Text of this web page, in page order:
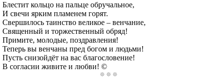
Блестит кольцо на пальце обручальное,
И свечи ярким пламенем горят.
Свершилось таинство великое – венчание,
Священный и торжественный обряд!
Примите, молодые, поздравления!
Теперь вы венчаны пред богом и людьми!
Пусть снизойдёт на вас благословение!
В согласии живите и любви! ©